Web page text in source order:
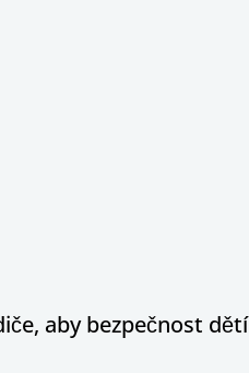
aby bezpečnost dětí